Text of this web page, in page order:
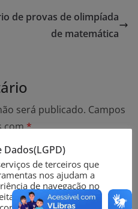
de provas de olimpíada
de matemática
será publicado. Campos
com*
de terceiros que
nos ajudam a
de navegação no
ou continuar a